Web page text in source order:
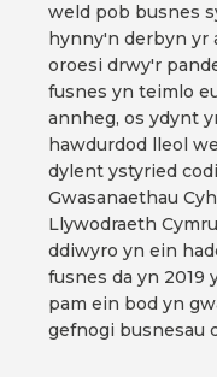
weld pob busnes
hynny'n derbyn yr
oroesi drwy'r
fusnes yn teimlo
annheg, os ydynt
hawdurdod lleol
dylent ystyried
Gwasanaethau
Llywodraeth
ddiwyro yn ein
fusnes da yn 2019
pam ein bod yn
gefnogi busnesau